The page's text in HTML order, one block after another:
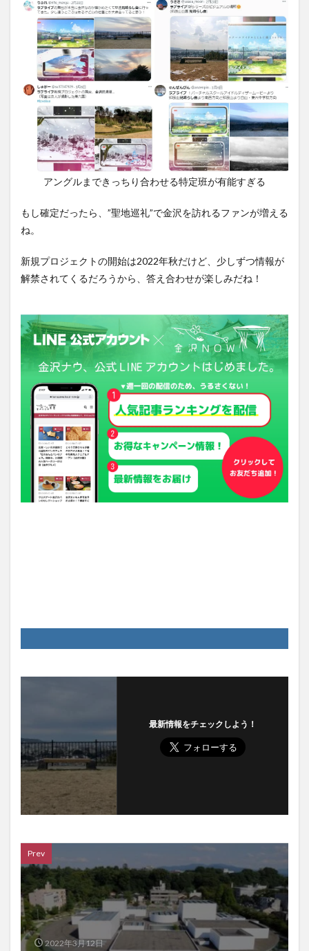
アングルまできっちり合わせる特定班が有能すぎる
もし確定だったら、”聖地巡礼”で金沢を訪れるファンが増える
ね。
新規プロジェクトの開始は2022年秋だけど、少しずつ情報が
解禁されてくるだろうから、答え合わせが楽しみだね！
最新情報をチェックしよう！
Prev
2022年3月12日